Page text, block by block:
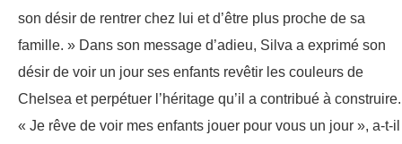
son désir de rentrer chez lui et d’être plus proche de sa
famille. » Dans son message d’adieu, Silva a exprimé son
désir de voir un jour ses enfants revêtir les couleurs de
Chelsea et perpétuer l’héritage qu’il a contribué à construire.
« Je rêve de voir mes enfants jouer pour vous un jour », a-t-il